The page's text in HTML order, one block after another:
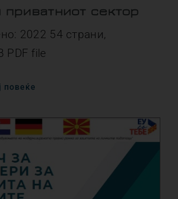
приватниот сектор
2022 54 страни,
PDF file
повеќе